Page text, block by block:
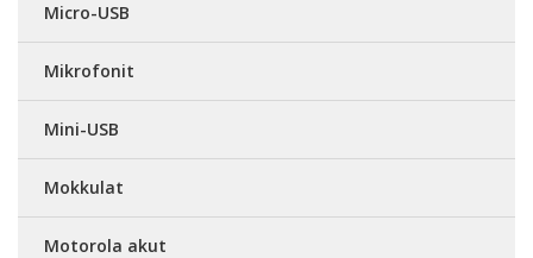
Micro-USB
Mikrofonit
Mini-USB
Mokkulat
Motorola akut